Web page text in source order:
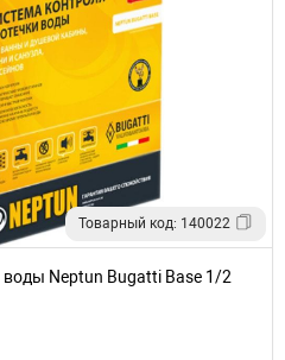
Товарный код: 140022
Neptun Bugatti Base 1/2